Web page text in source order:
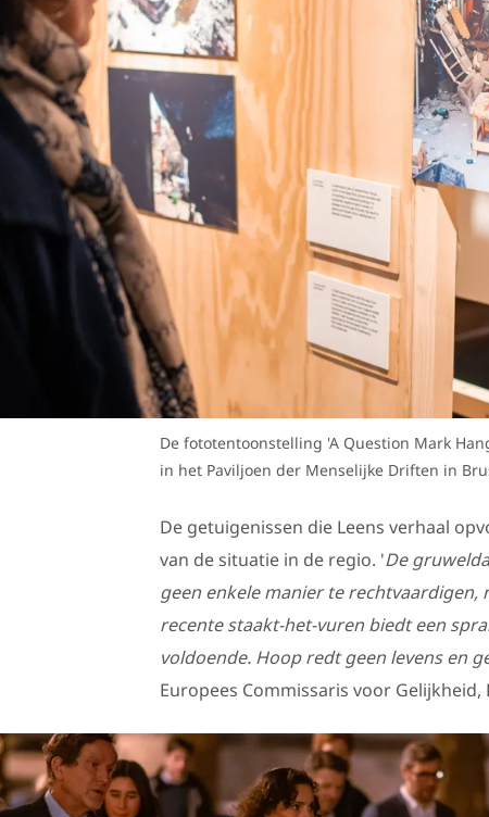
De fototentoonstelling 'A Question Mark
in het Paviljoen der Menselijke Driften in
De getuigenissen die Leens verhaal
van de situatie in de regio. 'De
geen enkele manier te
recente staakt-het-vuren biedt een
voldoende. Hoop redt geen levens en
Europees Commissaris voor Gelijkheid,